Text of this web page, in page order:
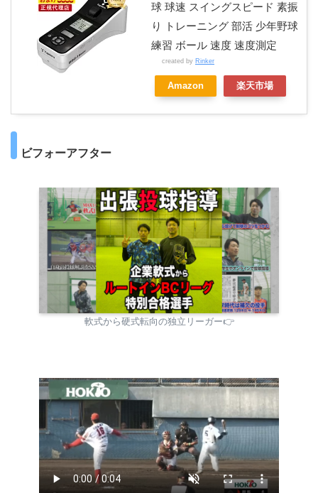
球 球速 スイングスピード 素振
り トレーニング 部活 少年野球
練習 ボール 速度 速度測定
created by Rinker
Amazon 楽天市場
ビフォーアフター
軟式から硬式転向の独立リーガー👉